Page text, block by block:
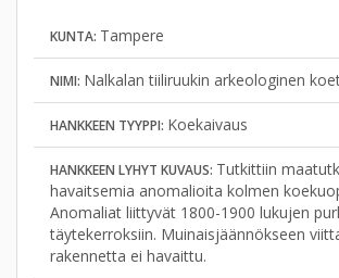
KUNTA: Tampere
NIMI: Nalkalan tiiliruukin arkeologinen
HANKKEEN TYYPPI: Koekaivaus
HANKKEEN LYHYT KUVAUS: Tutkittiin
havaitsemia anomalioita kolmen
Anomaliat liittyvät 1800-1900 lukujen
täytekerroksiin. Muinaisjäännökseen
rakennetta ei havaittu.